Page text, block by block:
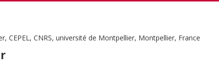
CEPEL, CNRS, université de Montpellier, Montpellier, France